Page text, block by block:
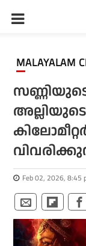
MALAYALAM
സണ്ണിയുടെ
Feb 02, 2026, 8:45